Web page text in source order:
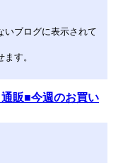
いブログに表示されて
す。
販■今週のお買い